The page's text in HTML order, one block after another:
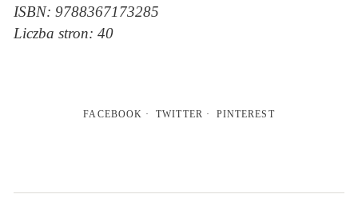
ISBN: 9788367173285
Liczba stron: 40
FACEBOOK TWITTER PINTEREST